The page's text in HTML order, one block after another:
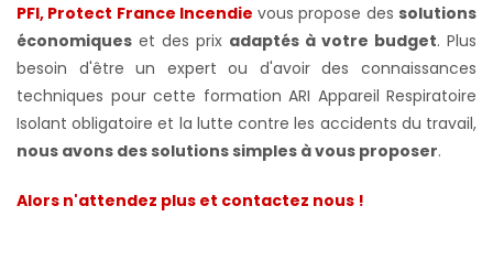
PFI, Protect France Incendie vous propose dessolutions
économiques et des prix adaptés à votre budget. Plus
besoin d'être un expert ou d'avoir des connaissances
techniques pour cette formation ARI Appareil Respiratoire
Isolant obligatoire et la lutte contre les accidents du travail,
nous avons des solutions simples à vous proposer.
Alors n'attendez plus et contactez nous !